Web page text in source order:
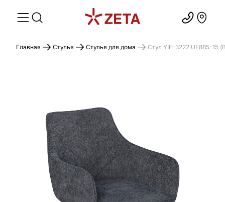
Главная Стулья Стулья для дома Стул YIF-3222 UF885-15